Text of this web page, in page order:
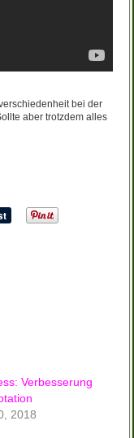
bei der
aber trotzdem alles
Verbesserung
2018